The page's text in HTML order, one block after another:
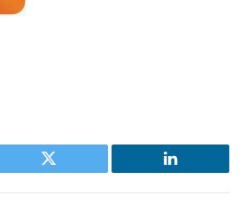
Twitter LinkedIn